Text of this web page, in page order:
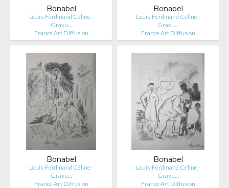
Bonabel
Louis-Ferdinand Céline -
Gravu…
France Art Diffusion
Bonabel
Louis-Ferdinand Céline -
Gravu…
France Art Diffusion
Bonabel
Louis-Ferdinand Céline -
Gravu…
France Art Diffusion
Bonabel
Louis-Ferdinand Céline -
Gravu…
France Art Diffusion